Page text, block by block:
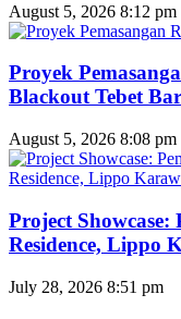
August 5, 2026 8:12 pm
Proyek
Blackout Tebet
August 5, 2026 8:08 pm
Project
Residence, Lippo
July 28, 2026 8:51 pm